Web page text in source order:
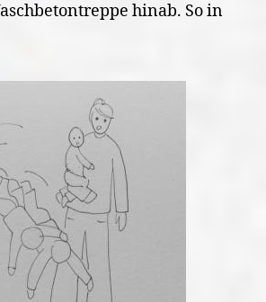
hinab. So in